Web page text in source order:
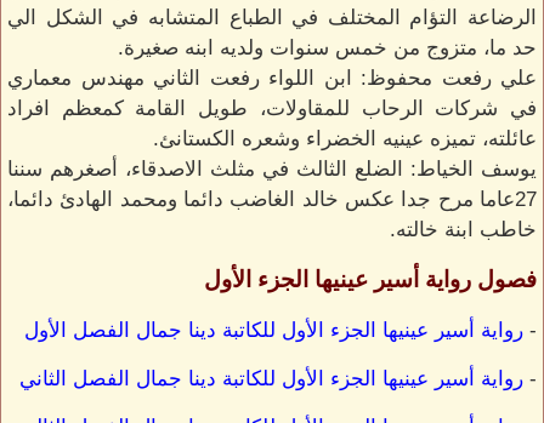
الرضاعة التؤام المختلف في الطباع المتشابه في الشكل الي
حد ما، متزوج من خمس سنوات ولديه ابنه صغيرة.
علي رفعت محفوظ: ابن اللواء رفعت الثاني مهندس معماري
في شركات الرحاب للمقاولات، طويل القامة كمعظم افراد
عائلته، تميزه عينيه الخضراء وشعره الكستانئ.
يوسف الخياط: الضلع الثالث في مثلث الاصدقاء، أصغرهم سننا
27عاما مرح جدا عكس خالد الغاضب دائما ومحمد الهادئ دائما،
خاطب ابنة خالته.
فصول رواية أسير عينيها الجزء الأول
- رواية أسير عينيها الجزء الأول للكاتبة دينا جمال الفصل الأول
- رواية أسير عينيها الجزء الأول للكاتبة دينا جمال الفصل الثاني